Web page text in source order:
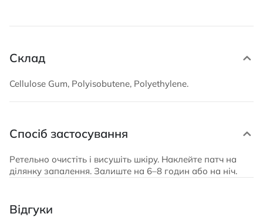
Склад
Cellulose Gum, Polyisobutene, Polyethylene.
Спосіб застосування
Ретельно очистіть і висушіть шкіру. Наклейте патч на
ділянку запалення. Залиште на 6–8 годин або на ніч.
Відгуки